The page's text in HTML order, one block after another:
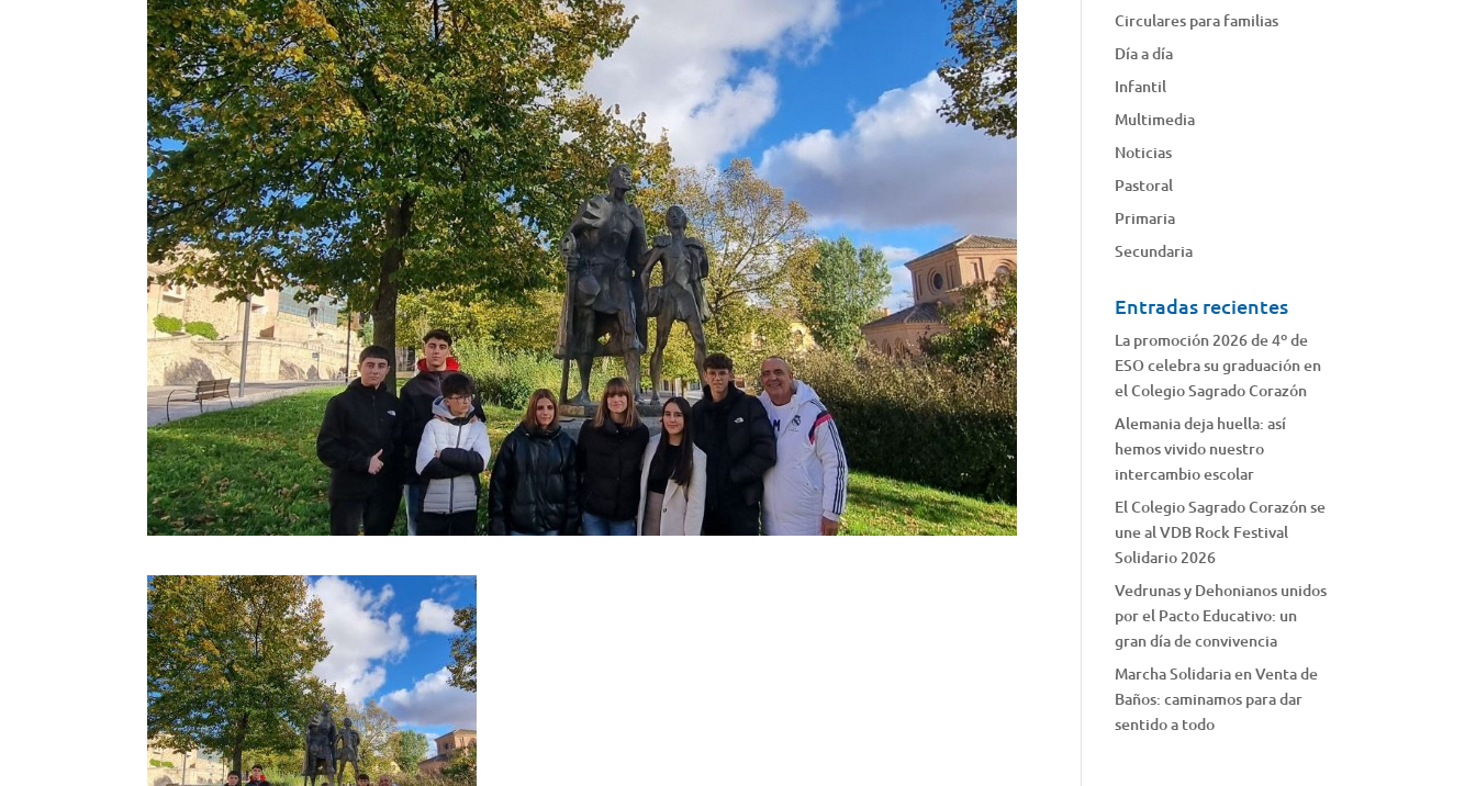
Circulares para familias
Día a día
Infantil
Multimedia
Noticias
Pastoral
Primaria
Secundaria
Entradas recientes
La promoción 2026 de 4º de
ESO celebra su graduación en
el Colegio Sagrado Corazón
Alemania deja huella: así
hemos vivido nuestro
intercambio escolar
El Colegio Sagrado Corazón se
une al VDB Rock Festival
Solidario 2026
Vedrunas y Dehonianos unidos
por el Pacto Educativo: un
gran día de convivencia
Marcha Solidaria en Venta de
Baños: caminamos para dar
sentido a todo